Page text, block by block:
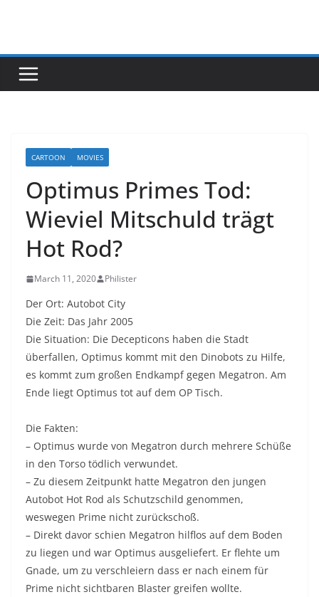
CARTOON MOVIES
Optimus Primes Tod:
Wieviel Mitschuld trägt
Hot Rod?
March 11, 2020 Philister
Der Ort: Autobot City
Die Zeit: Das Jahr 2005
Die Situation: Die Decepticons haben die Stadt
überfallen, Optimus kommt mit den Dinobots zu Hilfe,
es kommt zum großen Endkampf gegen Megatron. Am
Ende liegt Optimus tot auf dem OP Tisch.
Die Fakten:
– Optimus wurde von Megatron durch mehrere Schüße
in den Torso tödlich verwundet.
– Zu diesem Zeitpunkt hatte Megatron den jungen
Autobot Hot Rod als Schutzschild genommen,
weswegen Prime nicht zurückschoß.
– Direkt davor schien Megatron hilflos auf dem Boden
zu liegen und war Optimus ausgeliefert. Er flehte um
Gnade, um zu verschleiern dass er nach einem für
Prime nicht sichtbaren Blaster greifen wollte.